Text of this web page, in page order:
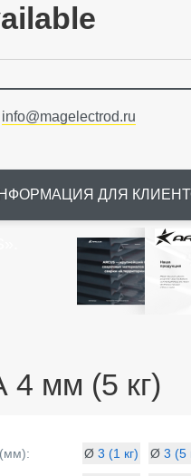
info@magelectrod.ru
ДЛЯ
мм (5 кг)
Ø3 (1 кг) Ø3 (5